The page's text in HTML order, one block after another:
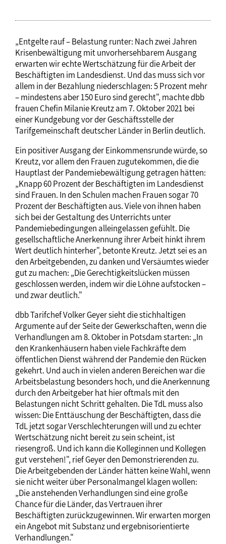
„Entgelte rauf – Belastung runter: Nach zwei Jahren
Krisenbewältigung mit unvorhersehbarem Ausgang
erwarten wir echte Wertschätzung für die Arbeit der
Beschäftigten im Landesdienst. Und das muss sich vor
allem in der Bezahlung niederschlagen: 5 Prozent mehr
– mindestens aber 150 Euro sind gerecht", machte dbb
frauen Chefin Milanie Kreutz am 7. Oktober 2021 bei
einer Kundgebung vor der Geschäftsstelle der
Tarifgemeinschaft deutscher Länder in Berlin deutlich.
Ein positiver Ausgang der Einkommensrunde würde, so
Kreutz, vor allem den Frauen zugutekommen, die die
Hauptlast der Pandemiebewältigung getragen hätten:
„Knapp 60 Prozent der Beschäftigten im Landesdienst
sind Frauen. In den Schulen machen Frauen sogar 70
Prozent der Beschäftigten aus. Viele von ihnen haben
sich bei der Gestaltung des Unterrichts unter
Pandemiebedingungen alleingelassen gefühlt. Die
gesellschaftliche Anerkennung ihrer Arbeit hinkt ihrem
Wert deutlich hinterher", betonte Kreutz. Jetzt sei es an
den Arbeitgebenden, zu danken und Versäumtes wieder
gut zu machen: „Die Gerechtigkeitslücken müssen
geschlossen werden, indem wir die Löhne aufstocken –
und zwar deutlich."
dbb Tarifchef Volker Geyer sieht die stichhaltigen
Argumente auf der Seite der Gewerkschaften, wenn die
Verhandlungen am 8. Oktober in Potsdam starten: „In
den Krankenhäusern haben viele Fachkräfte dem
öffentlichen Dienst während der Pandemie den Rücken
gekehrt. Und auch in vielen anderen Bereichen war die
Arbeitsbelastung besonders hoch, und die Anerkennung
durch den Arbeitgeber hat hier oftmals mit den
Belastungen nicht Schritt gehalten. Die TdL muss also
wissen: Die Enttäuschung der Beschäftigten, dass die
TdL jetzt sogar Verschlechterungen will und zu echter
Wertschätzung nicht bereit zu sein scheint, ist
riesengroß. Und ich kann die Kolleginnen und Kollegen
gut verstehen!", rief Geyer den Demonstrierenden zu.
Die Arbeitgebenden der Länder hätten keine Wahl, wenn
sie nicht weiter über Personalmangel klagen wollen:
„Die anstehenden Verhandlungen sind eine große
Chance für die Länder, das Vertrauen ihrer
Beschäftigten zurückzugewinnen. Wir erwarten morgen
ein Angebot mit Substanz und ergebnisorientierte
Verhandlungen."